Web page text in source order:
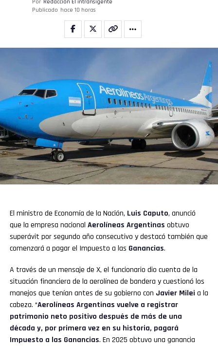
Por Redacción El intransigente
Publicado hace 10 horas
El ministro de Economía de la Nación, Luis Caputo, anunció
que la empresa nacional Aerolíneas Argentinas obtuvo
superávit por segundo año consecutivo y destacó también que
comenzará a pagar el Impuesto a las Ganancias.
A través de un mensaje de X, el funcionario dio cuenta de la
situación financiera de la aerolínea de bandera y cuestionó los
manejos que tenían antes de su gobierno con Javier Milei a la
cabeza. “Aerolíneas Argentinas vuelve a registrar
patrimonio neto positivo después de más de una
década y, por primera vez en su historia, pagará
Impuesto a las Ganancias. En 2025 obtuvo una ganancia